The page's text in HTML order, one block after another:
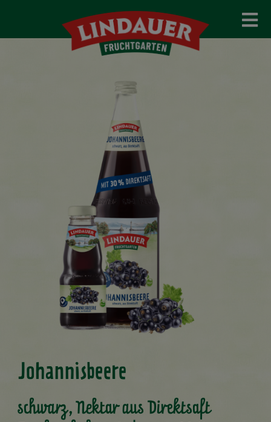
Johannisbeere
schwarz, Nektar aus Direktsaft